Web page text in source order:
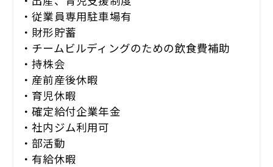
・従業員専用駐車場有
・財形貯蓄
・チームビルディングのための飲食費補助
・持株会
・産前産後休暇
・育児休暇
・確定給付企業年金
・社内ジム利用可
・部活動
・有給休暇